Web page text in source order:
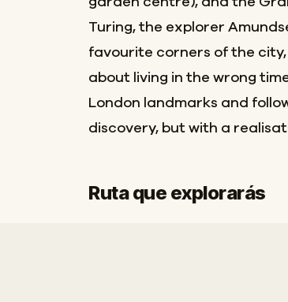
Turing, the explorer
favourite corners of the
about living in the wrong
London landmarks and
discovery, but with a
Ruta que explorarás